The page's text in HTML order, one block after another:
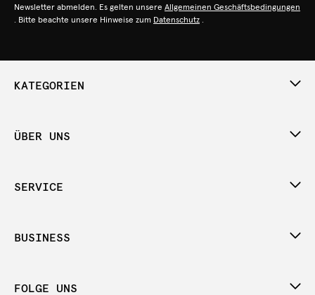
Newsletter abmelden. Es gelten unsere Allgemeinen Geschäftsbedingungen
. Bitte beachte unsere Hinweise zum Datenschutz .
KATEGORIEN
ÜBER UNS
SERVICE
BUSINESS
FOLGE UNS